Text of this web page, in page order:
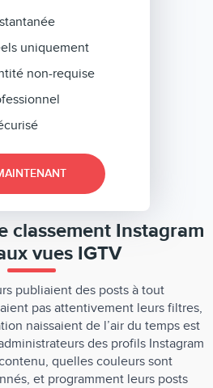
uniquement
non-requise
classement Instagram
vues IGTV
publiaient des posts à tout
pas attentivement leurs filtres,
naissaient de l’air du temps est
des profils Instagram
quelles couleurs sont
et programment leurs posts